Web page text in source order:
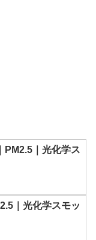
PM2.5｜光化学ス
｜光化学スモッ